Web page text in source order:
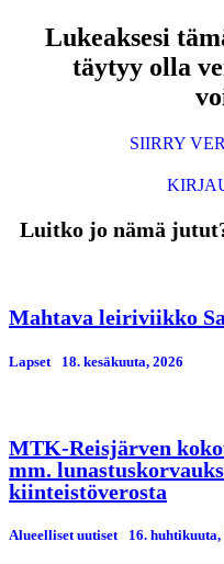
Lukeaksesi
täytyy olla
SIIRRY
Luitko jo nämä
Mahtava leiriviikko
Lapset 18. kesäkuuta, 2026
MTK-Reisjärven
mm.
kiinteistöverosta
Alueelliset uutiset 16. huhtikuuta,